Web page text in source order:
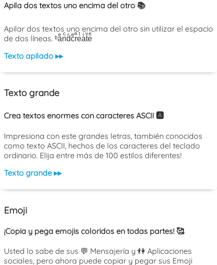
Apila dos textos uno encima del otro 📚
Apilar dos textos uno encima del otro sin utilizar el espacio
de dos líneas. ᵇaͤnͨdͬcͤrͣeͭaͥtͮeͤ
Texto apilado ▸▸
Texto grande
Crea textos enormes con caracteres ASCII 🅰️
Impresiona con este grandes letras, también conocidos
como texto ASCII, hechos de los caracteres del teclado
ordinario. Elija entre más de 100 estilos diferentes!
Texto grande ▸▸
Emoji
¡Copia y pega emojis coloridos en todas partes! 🥰
Usted lo sabe de sus 💬 Mensajería y 👫 Aplicaciones
sociales, pero ahora puede copiar y pegar sus Emoji